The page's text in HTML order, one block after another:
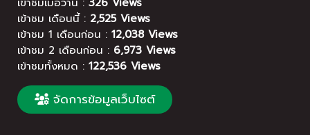
เข้าชม เดือนนี้ : 2,525 Views
เข้าชม 1 เดือนก่อน : 12,038 Views
เข้าชม 2 เดือนก่อน : 6,973 Views
เข้าชมทั้งหมด : 122,536 Views
จัดการข้อมูลเว็บไซต์